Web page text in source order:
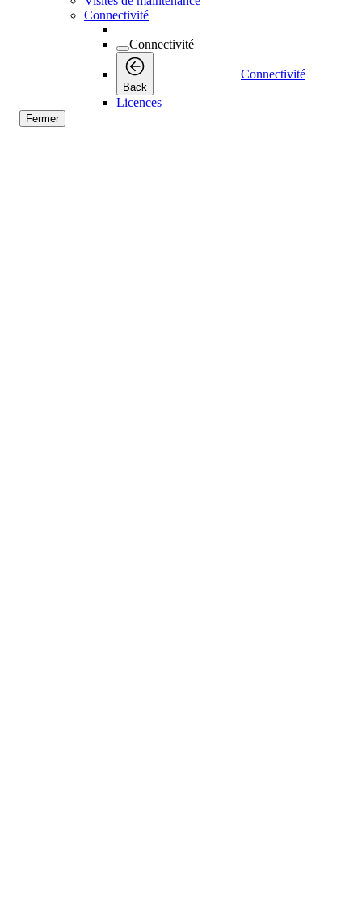
Connectivité
Connectivité
Back
Connectivité
Licences
Fermer